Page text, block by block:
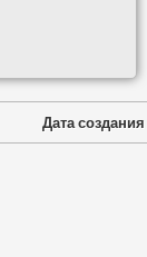
Дата создания